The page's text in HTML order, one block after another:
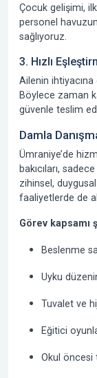
Çocuk gelişimi,
personel
sağlıyoruz.
3. Hızlı
Ailenin
Böylece zaman
güvenle teslim
Damla
Ümraniye’de
bakıcıları,
zihinsel,
faaliyetlerde de
Görev kapsamı
Beslenme
Uyku
Tuvalet ve
Eğitici
Okul öncesi